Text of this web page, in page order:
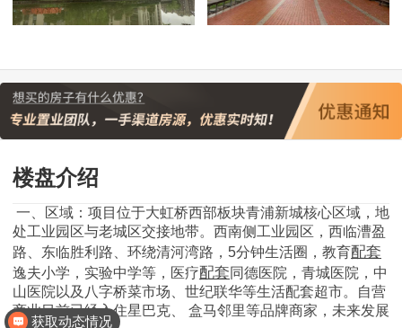
楼盘介绍
一、区域：项目位于大虹桥西部板块青浦新城核心区域，地
处工业园区与老城区交接地带。西南侧工业园区，西临漕盈
路、东临胜利路、环绕清河湾路，5分钟生活圈，教育配套
逸夫小学，实验中学等，医疗配套同德医院，青城医院，中
山医院以及八字桥菜市场、世纪联华等生活配套超市。自营
商业目前已经入住星巴克、 盒马邻里等品牌商家，未来发展
获取动态情况